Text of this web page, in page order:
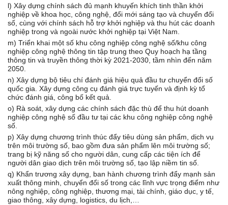
l) Xây dựng chính sách đủ mạnh khuyến khích tinh thần khởi
nghiệp về khoa học, công nghệ, đổi mới sáng tạo và chuyển đổi
số, cùng với chính sách hỗ trợ khởi nghiệp và thu hút các doanh
nghiệp trong và ngoài nước khởi nghiệp tại Việt Nam.
m) Triển khai một số khu công nghiệp công nghệ số/khu công
nghiệp công nghệ thông tin tập trung theo Quy hoạch hạ tầng
thông tin và truyền thông thời kỳ 2021-2030, tầm nhìn đến năm
2050.
n) Xây dựng bộ tiêu chí đánh giá hiệu quả đầu tư chuyển đổi số
quốc gia. Xây dựng công cụ đánh giá trực tuyến và định kỳ tổ
chức đánh giá, công bố kết quả.
o) Rà soát, xây dựng các chính sách đặc thù để thu hút doanh
nghiệp công nghệ số đầu tư tại các khu công nghiệp công nghệ
số.
p) Xây dựng chương trình thúc đẩy tiêu dùng sản phẩm, dịch vụ
trên môi trường số, bao gồm đưa sản phẩm lên môi trường số;
trang bị kỹ năng số cho người dân, cung cấp các tiện ích để
người dân giao dịch trên môi trường số, tạo lập niềm tin số.
q) Khẩn trương xây dựng, ban hành chương trình đẩy mạnh sản
xuất thông minh, chuyển đổi số trong các lĩnh vực trọng điểm như
nông nghiệp, công nghiệp, thương mại, tài chính, giáo dục, y tế,
giao thông, xây dựng, logistics, du lịch,…